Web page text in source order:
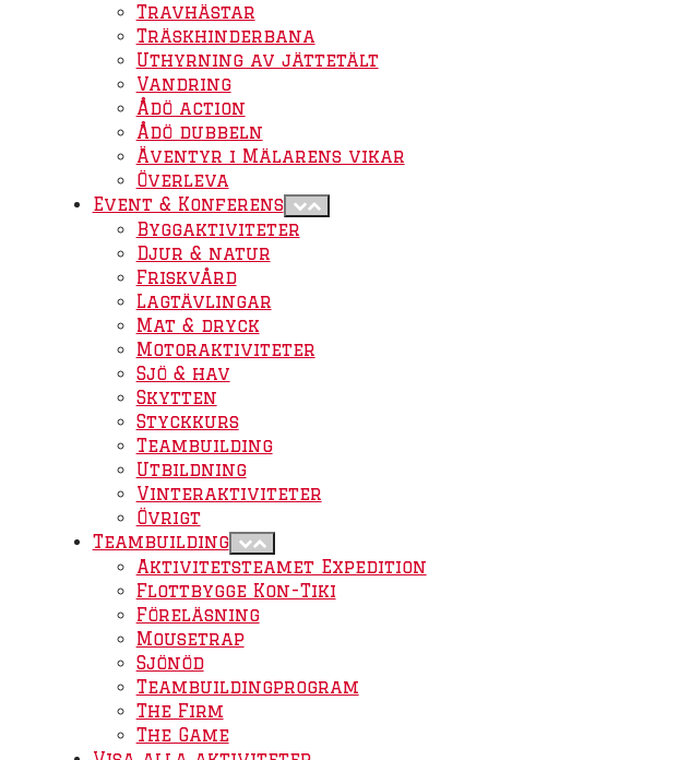
Travhästar
Träskhinderbana
Uthyrning av jättetält
Vandring
Ådö action
Ådö dubbeln
Äventyr i Mälarens vikar
Överleva
Event & Konferens
Byggaktiviteter
Djur & natur
Friskvård
Lagtävlingar
Mat & dryck
Motoraktiviteter
Sjö & hav
Skytten
Styckkurs
Teambuilding
Utbildning
Vinteraktiviteter
Övrigt
Teambuilding
Aktivitetsteamet Expedition
Flottbygge Kon-Tiki
Föreläsning
Mousetrap
Sjönöd
Teambuildingprogram
The Firm
The Game